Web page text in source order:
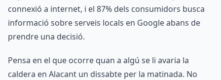
connexió a internet, i el 87% dels consumidors busca
informació sobre serveis locals en Google abans de
prendre una decisió.
Pensa en el que ocorre quan a algú se li avaria la
caldera en Alacant un dissabte per la matinada. No